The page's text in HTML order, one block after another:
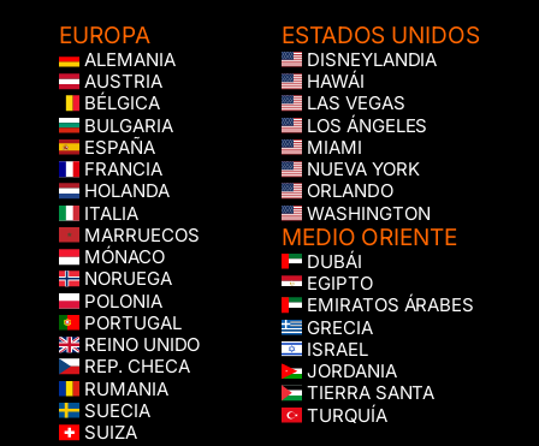
EUROPA
ALEMANIA
AUSTRIA
BÉLGICA
BULGARIA
ESPAÑA
FRANCIA
HOLANDA
ITALIA
MARRUECOS
MÓNACO
NORUEGA
POLONIA
PORTUGAL
REINO UNIDO
REP. CHECA
RUMANIA
SUECIA
SUIZA
ESTADOS UNIDOS
DISNEYLANDIA
HAWÁI
LAS VEGAS
LOS ÁNGELES
MIAMI
NUEVA YORK
ORLANDO
WASHINGTON
MEDIO ORIENTE
DUBÁI
EGIPTO
EMIRATOS ÁRABES
GRECIA
ISRAEL
JORDANIA
TIERRA SANTA
TURQUÍA